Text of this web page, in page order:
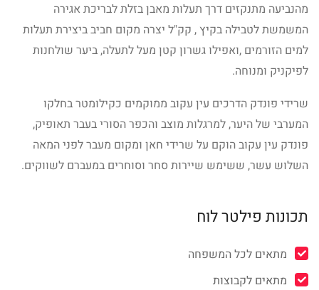
מהנביעה מתנקזים דרך תעלות מאבן בזלת לבריכת אגירה
המשמשת לטבילה בקיץ , קק"ל יצרה מקום חביב ביצירת תעלות
למים הזורמים ,ואפילו גשרון קטן מעל לתעלה, ביער שולחנות
לפיקניק ומנוחה.
שרידי פונדק הדרכים עין עקוב ממוקמים כקילומטר בחלקו
המערבי של היער, למרגלות מוצב והכפר הסורי בעבר תאופיק,
פונדק עין עקוב הוקם על שרידי חאן ומקום מעבר לפני המאה
השלוש עשר, ששימש שיירות סחר וסוחרים במעברם לשווקים.
תכונות פילטר לוח
מתאים לכל המשפחה
מתאים לקבוצות